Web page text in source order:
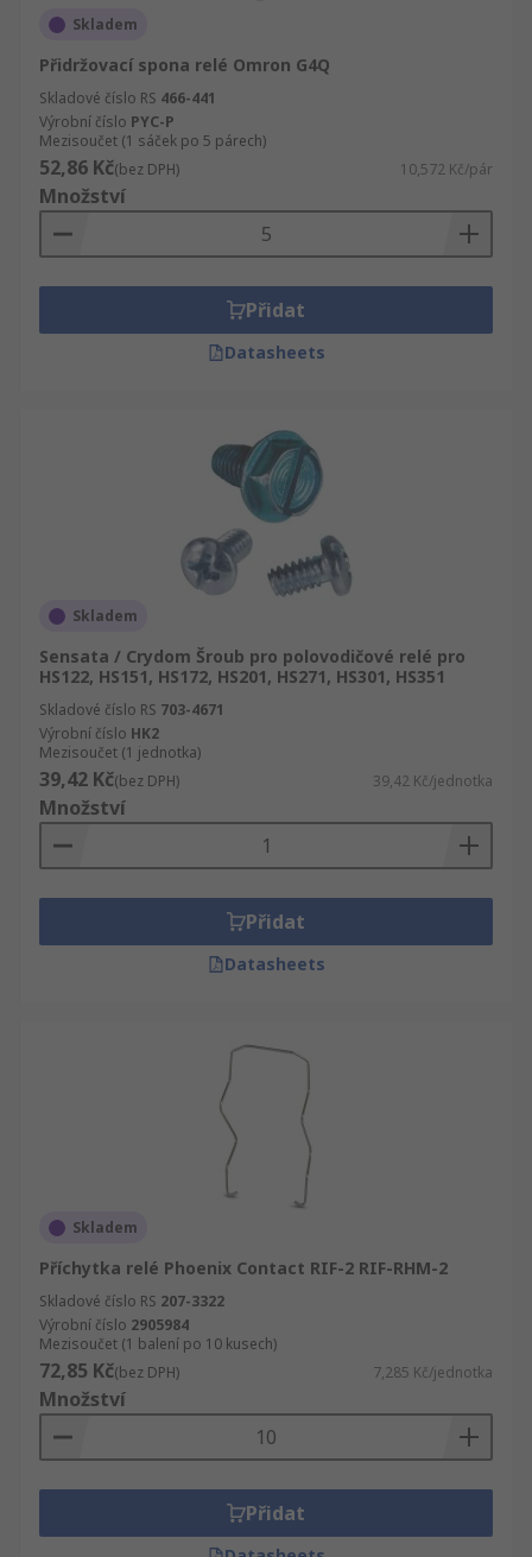
Skladem
Přidržovací spona relé Omron G4Q
Skladové číslo RS 466-441
Výrobní číslo PYC-P
Mezisoučet (1 sáček po 5 párech)
52,86 Kč(bez DPH) 10,572 Kč/pár
Množství
Přidat
Datasheets
Skladem
Sensata / Crydom Šroub pro polovodičové relé pro
HS122, HS151, HS172, HS201, HS271, HS301, HS351
Skladové číslo RS 703-4671
Výrobní číslo HK2
Mezisoučet (1 jednotka)
39,42 Kč(bez DPH) 39,42 Kč/jednotka
Množství
Přidat
Datasheets
Skladem
Příchytka relé Phoenix Contact RIF-2 RIF-RHM-2
Skladové číslo RS 207-3322
Výrobní číslo 2905984
Mezisoučet (1 balení po 10 kusech)
72,85 Kč(bez DPH) 7,285 Kč/jednotka
Množství
Přidat